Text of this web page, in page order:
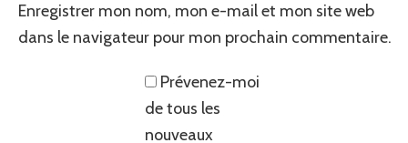
Enregistrer mon nom, mon e-mail et mon site web
dans le navigateur pour mon prochain commentaire.
Prévenez-moi
de tous les
nouveaux